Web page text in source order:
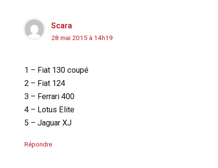
Scara
28 mai 2015 à 14h19
1 – Fiat 130 coupé
2 – Fiat 124
3 – Ferrari 400
4 – Lotus Elite
5 – Jaguar XJ
Répondre